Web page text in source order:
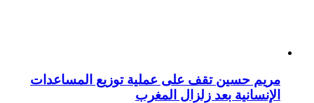
مريم حسين تقف على عملية توزيع المساعدات
الإنسانية بعد زلزال المغرب